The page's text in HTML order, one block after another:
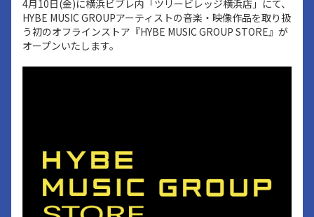
4月10日(金)に横浜ビブレ内「ツリービレッジ横浜店」にて、
HYBE MUSIC GROUPアーティストの音楽・映像作品を取り扱
う初のオフラインストア『HYBE MUSIC GROUP STORE』が
オープンいたします。